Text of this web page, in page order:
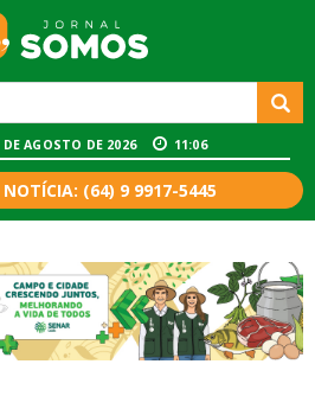
AGOSTO DE 2026 11:06
NOTÍCIA: (64) 9 9917-5445